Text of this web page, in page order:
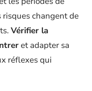
risques changent de
Vérifier la
et adapter sa
réflexes qui